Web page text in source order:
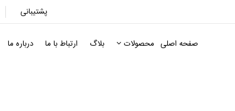
پشتیبانی
صفحه اصلی محصولات بلاگ ارتباط با ما درباره ما